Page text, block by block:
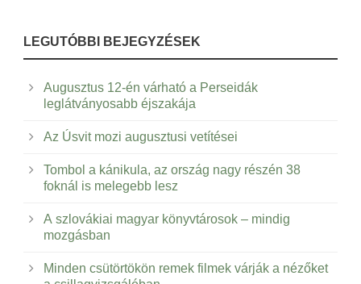
LEGUTÓBBI BEJEGYZÉSEK
Augusztus 12-én várható a Perseidák
leglátványosabb éjszakája
Az Úsvit mozi augusztusi vetítései
Tombol a kánikula, az ország nagy részén 38
foknál is melegebb lesz
A szlovákiai magyar könyvtárosok – mindig
mozgásban
Minden csütörtökön remek filmek várják a nézőket